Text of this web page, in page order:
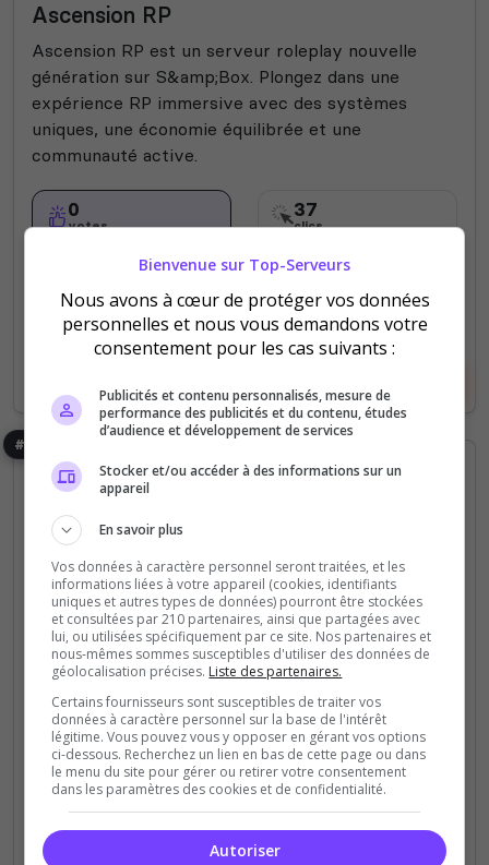
Ascension RP
Ascension RP est un serveur roleplay nouvelle
génération sur S&amp;Box. Plongez dans une
expérience RP immersive avec des systèmes
uniques, une économie équilibrée et une
communauté active.
0
votes
37
clics
36 Slots
#15
DXRP.fr
DXRP, créé par des experts du RP, offre les outils
essentiels pour bâtir un serveur performant et
garantir une expérience captivante à vos joueurs.
Qualité et immersion garanties.
0 26
Bienvenue sur Top-Serveurs
Nous avons à cœur de protéger vos données
personnelles et nous vous demandons votre
consentement pour les cas suivants :
Publicités et contenu personnalisés, mesure de
performance des publicités et du contenu, études
d’audience et développement de services
Stocker et/ou accéder à des informations sur un
appareil
En savoir plus
Vos données à caractère personnel seront traitées, et les
informations liées à votre appareil (cookies, identifiants
uniques et autres types de données) pourront être stockées
et consultées par 210 partenaires, ainsi que partagées avec
lui, ou utilisées spécifiquement par ce site. Nos partenaires et
nous-mêmes sommes susceptibles d'utiliser des données de
géolocalisation précises. Liste des partenaires.
Certains fournisseurs sont susceptibles de traiter vos
données à caractère personnel sur la base de l'intérêt
légitime. Vous pouvez vous y opposer en gérant vos options
ci-dessous. Recherchez un lien en bas de cette page ou dans
le menu du site pour gérer ou retirer votre consentement
dans les paramètres des cookies et de confidentialité.
Autoriser